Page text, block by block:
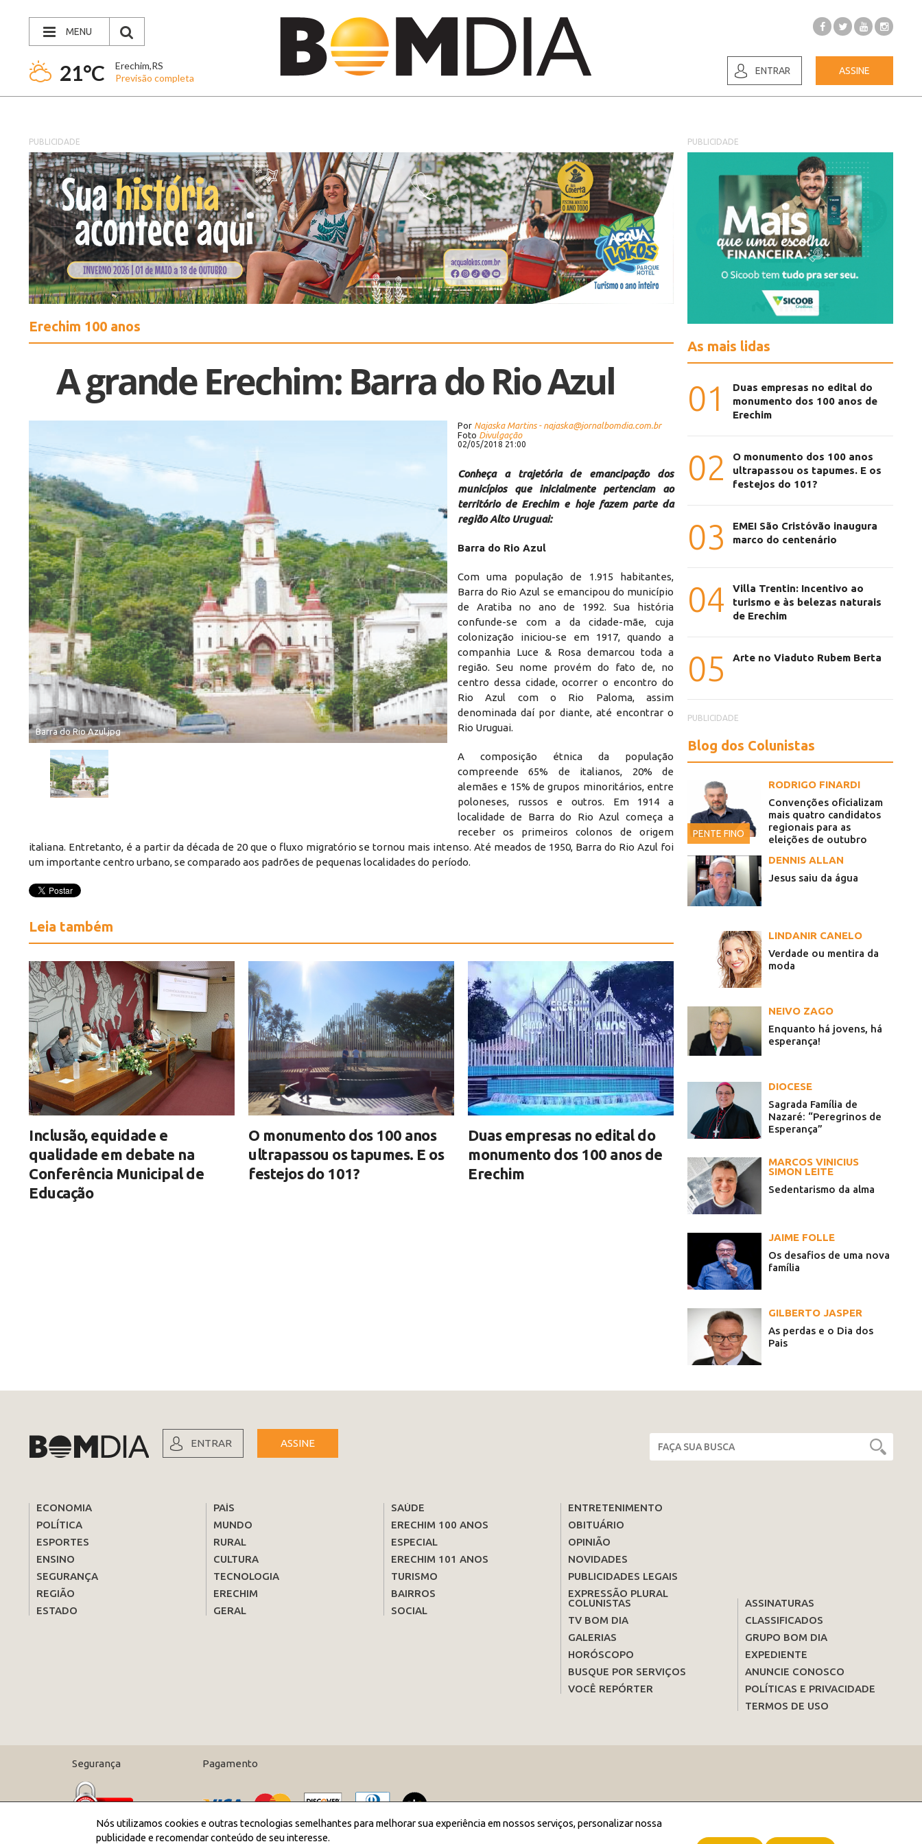
MENU
21°C
Erechim,RS
Previsão completa
ENTRAR ASSINE
PUBLICIDADE
Erechim 100 anos
A grande Erechim: Barra do Rio Azul
Barra do Rio Azul.jpg
Por Najaska Martins - najaska@jornalbomdia.com.br
Foto Divulgação
02/05/2018 21:00
Conheça a trajetória de emancipação dos
municípios que inicialmente pertenciam ao
território de Erechim e hoje fazem parte da
região Alto Uruguai:
Barra do Rio Azul
Com uma população de 1.915 habitantes,
Barra do Rio Azul se emancipou do município
de Aratiba no ano de 1992. Sua história
confunde-se com a da cidade-mãe, cuja
colonização iniciou-se em 1917, quando a
companhia Luce & Rosa demarcou toda a
região. Seu nome provém do fato de, no
centro dessa cidade, ocorrer o encontro do
Rio Azul com o Rio Paloma, assim
denominada daí por diante, até encontrar o
Rio Uruguai.
A composição étnica da população
compreende 65% de italianos, 20% de
alemães e 15% de grupos minoritários, entre
poloneses, russos e outros. Em 1914 a
localidade de Barra do Rio Azul começa a
receber os primeiros colonos de origem
italiana. Entretanto, é a partir da década de 20 que o fluxo migratório se tornou mais intenso. Até meados de 1950, Barra do Rio Azul foi
um importante centro urbano, se comparado aos padrões de pequenas localidades do período.
Leia também
Inclusão, equidade e
qualidade em debate na
Conferência Municipal de
Educação
O monumento dos 100 anos
ultrapassou os tapumes. E os
festejos do 101?
Duas empresas no edital do
monumento dos 100 anos de
Erechim
PUBLICIDADE
As mais lidas
01
Duas empresas no edital do
monumento dos 100 anos de
Erechim
02
O monumento dos 100 anos
ultrapassou os tapumes. E os
festejos do 101?
03
EMEI São Cristóvão inaugura
marco do centenário
04
Villa Trentin: Incentivo ao
turismo e às belezas naturais
de Erechim
05 Arte no Viaduto Rubem Berta
PUBLICIDADE
Blog dos Colunistas
PENTE FINO
RODRIGO FINARDI
Convenções oficializam
mais quatro candidatos
regionais para as
eleições de outubro
DENNIS ALLAN
Jesus saiu da água
LINDANIR CANELO
Verdade ou mentira da
moda
NEIVO ZAGO
Enquanto há jovens, há
esperança!
DIOCESE
Sagrada Família de
Nazaré: “Peregrinos de
Esperança”
MARCOS VINICIUS
SIMON LEITE
Sedentarismo da alma
JAIME FOLLE
Os desafios de uma nova
família
GILBERTO JASPER
As perdas e o Dia dos
Pais
ENTRAR ASSINE
ECONOMIA
POLÍTICA
ESPORTES
ENSINO
SEGURANÇA
REGIÃO
ESTADO
PAÍS
MUNDO
RURAL
CULTURA
TECNOLOGIA
ERECHIM
GERAL
SAÚDE
ERECHIM 100 ANOS
ESPECIAL
ERECHIM 101 ANOS
TURISMO
BAIRROS
SOCIAL
ENTRETENIMENTO
OBITUÁRIO
OPINIÃO
NOVIDADES
PUBLICIDADES LEGAIS
EXPRESSÃO PLURAL
COLUNISTAS
TV BOM DIA
GALERIAS
HORÓSCOPO
BUSQUE POR SERVIÇOS
VOCÊ REPÓRTER
ASSINATURAS
CLASSIFICADOS
GRUPO BOM DIA
EXPEDIENTE
ANUNCIE CONOSCO
POLÍTICAS E PRIVACIDADE
TERMOS DE USO
Segurança Pagamento
Nós utilizamos cookies e outras tecnologias semelhantes para melhorar sua experiência em nossos serviços, personalizar nossa
publicidade e recomendar conteúdo de seu interesse.